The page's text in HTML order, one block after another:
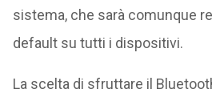
sistema, che sarà comunque
default su tutti i dispositivi.
La scelta di sfruttare il